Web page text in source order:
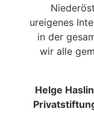
ureigenes
in der
wir alle
Helge